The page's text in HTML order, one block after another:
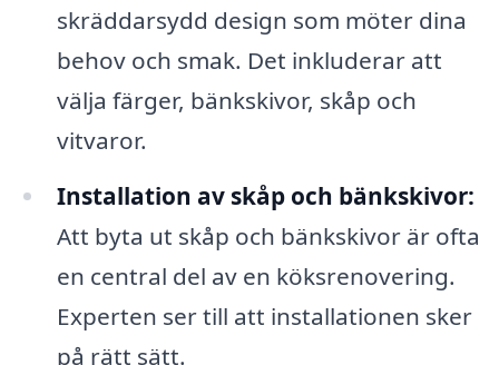
skräddarsydd design som möter dina
behov och smak. Det inkluderar att
välja färger, bänkskivor, skåp och
vitvaror.
Installation av skåp och bänkskivor:
Att byta ut skåp och bänkskivor är ofta
en central del av en köksrenovering.
Experten ser till att installationen sker
på rätt sätt.